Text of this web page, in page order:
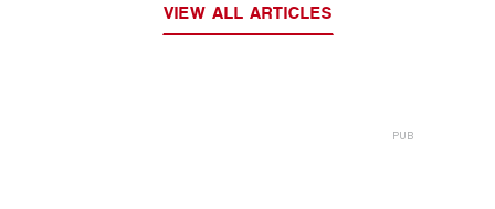
VIEW ALL ARTICLES